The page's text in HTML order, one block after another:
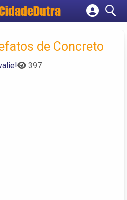
Cadastrar empresa
Fazer login
Criar contade Concreto
397